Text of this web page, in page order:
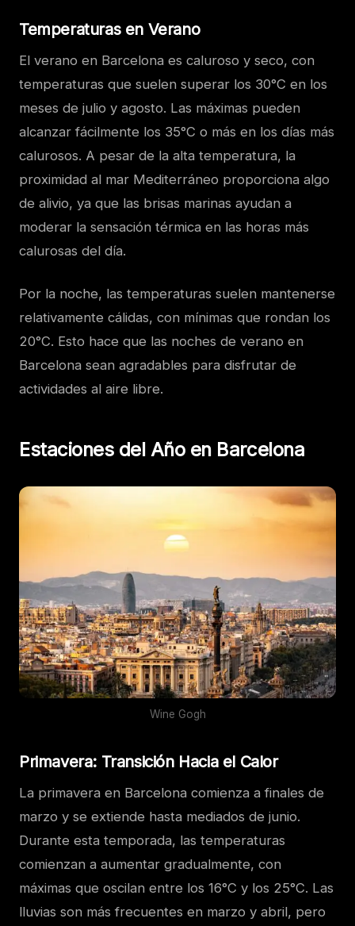
Temperaturas en Verano
El verano en Barcelona es caluroso y seco, con
temperaturas que suelen superar los 30°C en los
meses de julio y agosto. Las máximas pueden
alcanzar fácilmente los 35°C o más en los días más
calurosos. A pesar de la alta temperatura, la
proximidad al mar Mediterráneo proporciona algo
de alivio, ya que las brisas marinas ayudan a
moderar la sensación térmica en las horas más
calurosas del día.
Por la noche, las temperaturas suelen mantenerse
relativamente cálidas, con mínimas que rondan los
20°C. Esto hace que las noches de verano en
Barcelona sean agradables para disfrutar de
actividades al aire libre.
Estaciones del Año en Barcelona
Wine Gogh
Primavera: Transición Hacia el Calor
La primavera en Barcelona comienza a finales de
marzo y se extiende hasta mediados de junio.
Durante esta temporada, las temperaturas
comienzan a aumentar gradualmente, con
máximas que oscilan entre los 16°C y los 25°C. Las
lluvias son más frecuentes en marzo y abril, pero